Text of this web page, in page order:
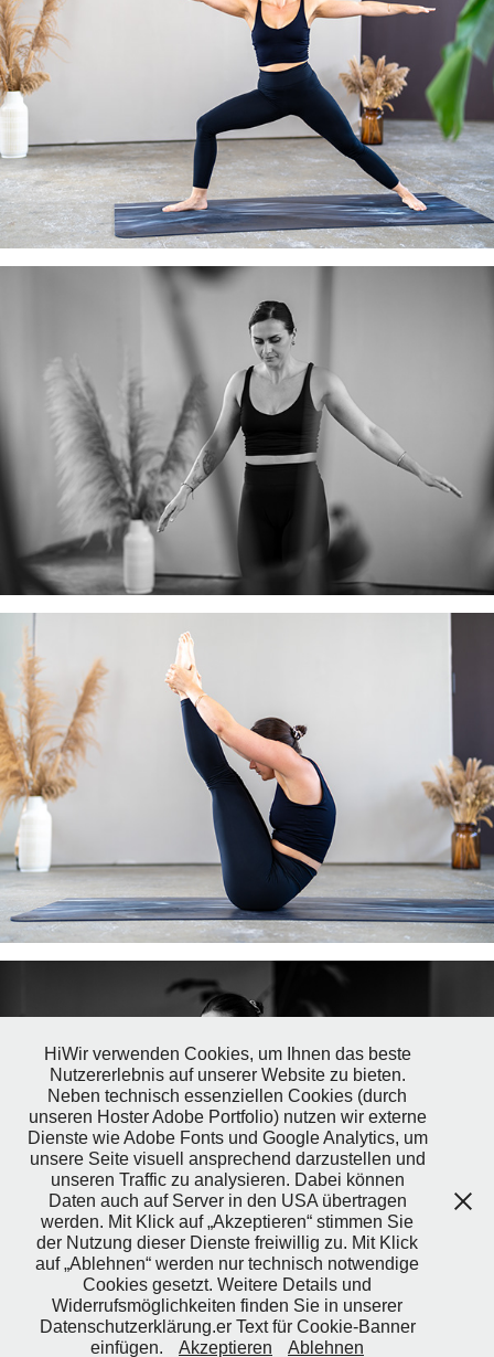
↑ Back to Top
HiWir verwenden Cookies, um Ihnen das beste
Nutzererlebnis auf unserer Website zu bieten.
Neben technisch essenziellen Cookies (durch
unseren Hoster Adobe Portfolio) nutzen wir externe
Dienste wie Adobe Fonts und Google Analytics, um
unsere Seite visuell ansprechend darzustellen und
unseren Traffic zu analysieren. Dabei können
Daten auch auf Server in den USA übertragen
werden. Mit Klick auf „Akzeptieren“ stimmen Sie
der Nutzung dieser Dienste freiwillig zu. Mit Klick
auf „Ablehnen“ werden nur technisch notwendige
Cookies gesetzt. Weitere Details und
Widerrufsmöglichkeiten finden Sie in unserer
Datenschutzerklärung.er Text für Cookie-Banner
einfügen.
Akzeptieren Ablehnen